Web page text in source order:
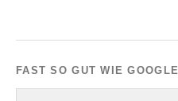
FAST SO GUT WIE GOOGLE